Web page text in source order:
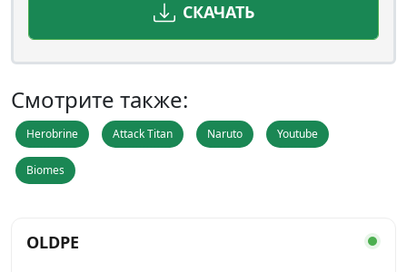
СКАЧАТЬ
Смотрите также:
Herobrine Attack Titan Naruto Youtube
Biomes
OLDPE